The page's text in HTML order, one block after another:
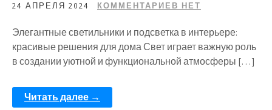
24 АПРЕЛЯ 2024 КОММЕНТАРИЕВ НЕТ
Элегантные светильники и подсветка в интерьере:
красивые решения для дома Свет играет важную роль
в создании уютной и функциональной атмосферы […]
Читать далее →